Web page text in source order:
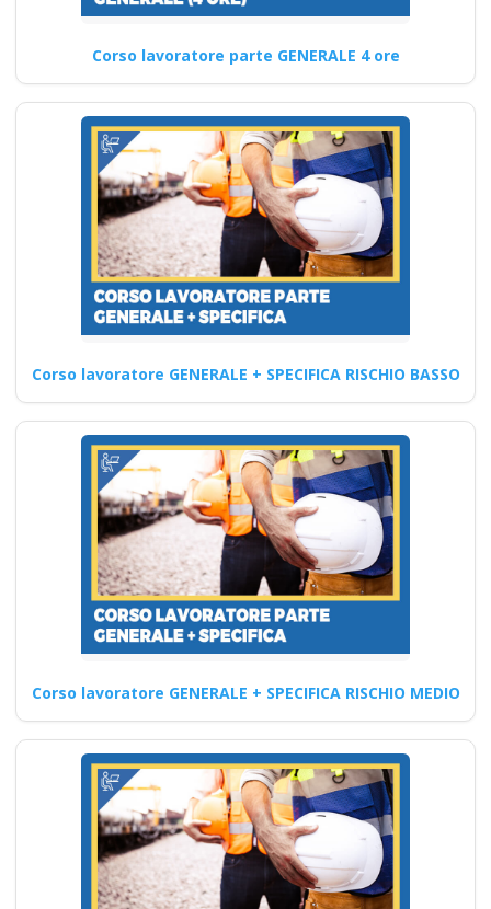
Corsi RSPP nel
settore Costruzioni:
Modulo Integrativo 3
e normativa vigente
Ruolo e compiti del datore di
lavoro: corso di
approfondimento corso
formatore…
Continua
Formazione
necessaria sulle
misure di sicurezza
per dipendenti a
rischio
Corsi di Coaching e Mentoring
per la Sicurezza sul Lavoro:
Pratica Orientata…
Organismo paritetico
per la formazione a
Bisceglie Nuovo
Corso lavoratore parte GENERALE 4 ore
Corso lavoratore GENERALE + SPECIFICA RISCHIO BASSO
Corso lavoratore GENERALE + SPECIFICA RISCHIO MEDIO